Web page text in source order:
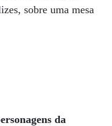
sobre uma mesa
da